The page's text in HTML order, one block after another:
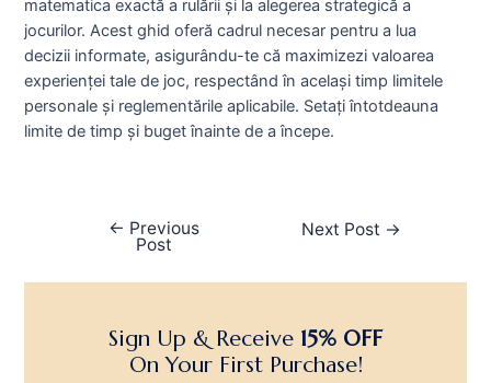
matematica exactă a rulării și la alegerea strategică a
jocurilor. Acest ghid oferă cadrul necesar pentru a lua
decizii informate, asigurându-te că maximizezi valoarea
experienței tale de joc, respectând în același timp limitele
personale și reglementările aplicabile. Setați întotdeauna
limite de timp și buget înainte de a începe.
← Previous
Post
Next Post →
Sign Up & Receive 15% OFF
On Your First Purchase!